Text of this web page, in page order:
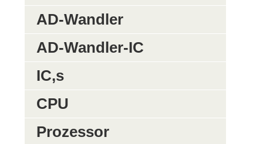
AD-Wandler
AD-Wandler-IC
IC,s
CPU
Prozessor